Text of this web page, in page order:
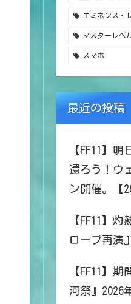
エミネンス・
マスターレベ
スマホ
最近の投稿
【FF11】
還ろう！ウ
ン開催。【
【FF11】
ローブ再演
【FF11】
河祭』2026